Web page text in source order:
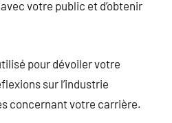
votre public et d’obtenir
pour dévoiler votre
sur l’industrie
concernant votre carrière.